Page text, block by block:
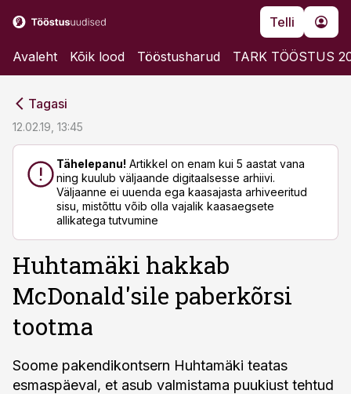
Telli
Avaleht Kõik lood Tööstusharud TARK TÖÖSTUS
Tagasi
12.02.19, 13:45
Tähelepanu! Artikkel on enam kui 5 aastat vana
ning kuulub väljaande digitaalsesse arhiivi.
Väljaanne ei uuenda ega kaasajasta arhiveeritud
sisu, mistõttu võib olla vajalik kaasaegsete
allikatega tutvumine
Huhtamäki hakkab
McDonald'sile paberkõrsi
tootma
Soome pakendikontsern Huhtamäki teatas
esmaspäeval, et asub valmistama puukiust tehtud